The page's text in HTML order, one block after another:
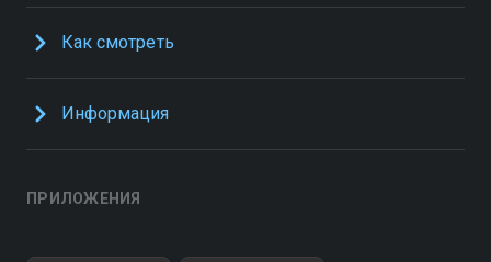
Как смотреть
Информация
ПРИЛОЖЕНИЯ